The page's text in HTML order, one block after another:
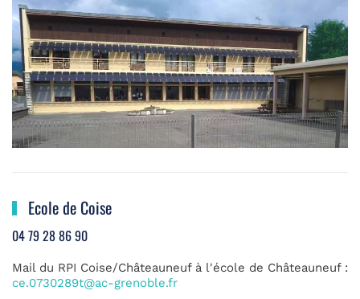
Ecole de Coise
04 79 28 86 90
Mail du RPI Coise/Châteauneuf à l'école de Châteauneuf :
ce.0730289t@ac-grenoble.fr